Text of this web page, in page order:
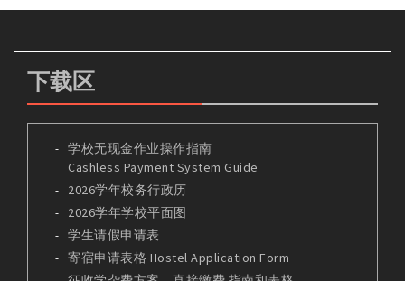
下载区
学校无现金作业操作指南
Cashless Payment System Guide
2026学年校务行政历
2026学年学校平面图
学生请假申请表
寄宿申请表格 Hostel Application Form